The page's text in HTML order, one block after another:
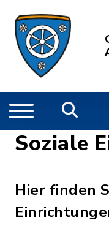
Soziale
Hier finden